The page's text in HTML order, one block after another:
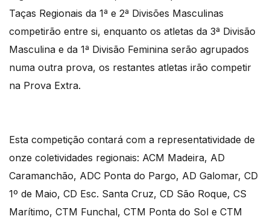
Taças Regionais da 1ª e 2ª Divisões Masculinas
competirão entre si, enquanto os atletas da 3ª Divisão
Masculina e da 1ª Divisão Feminina serão agrupados
numa outra prova, os restantes atletas irão competir
na Prova Extra.
Esta competição contará com a representatividade de
onze coletividades regionais: ACM Madeira, AD
Caramanchão, ADC Ponta do Pargo, AD Galomar, CD
1º de Maio, CD Esc. Santa Cruz, CD São Roque, CS
Marítimo, CTM Funchal, CTM Ponta do Sol e CTM